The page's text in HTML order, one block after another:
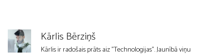
Kārlis Bērziņš
Kārlis ir radošais prāts aiz "Technologijas". Jaunībā viņu